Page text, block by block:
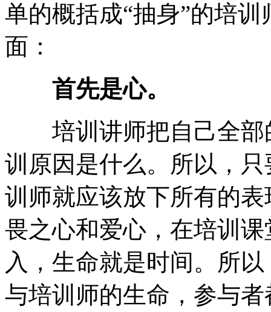
单的概括成“抽身”的培
面：
首先是心。
培训讲师把自己全部
训原因是什么。所以，
训师就应该放下所有的
畏之心和爱心，在培训
入，生命就是时间。所
与培训师的生命，参与